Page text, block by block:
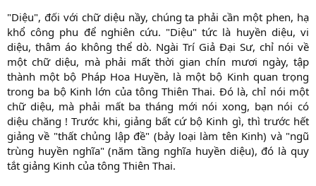
"Diệu", đối với chữ diệu nầy, chúng ta phải cần một phen, hạ
khổ công phu để nghiên cứu. "Diệu" tức là huyền diệu, vi
diệu, thâm áo không thể dò. Ngài Trí Giả Ðại Sư, chỉ nói về
một chữ diệu, mà phải mất thời gian chín mươi ngày, tập
thành một bộ Pháp Hoa Huyền, là một bộ Kinh quan trọng
trong ba bộ Kinh lớn của tông Thiên Thai. Ðó là, chỉ nói một
chữ diệu, mà phải mất ba tháng mới nói xong, bạn nói có
diệu chăng ! Trước khi, giảng bất cứ bộ Kinh gì, thì trước hết
giảng về "thất chủng lập đề" (bảy loại làm tên Kinh) và "ngũ
trùng huyền nghĩa" (năm tầng nghĩa huyền diệu), đó là quy
tắt giảng Kinh của tông Thiên Thai.